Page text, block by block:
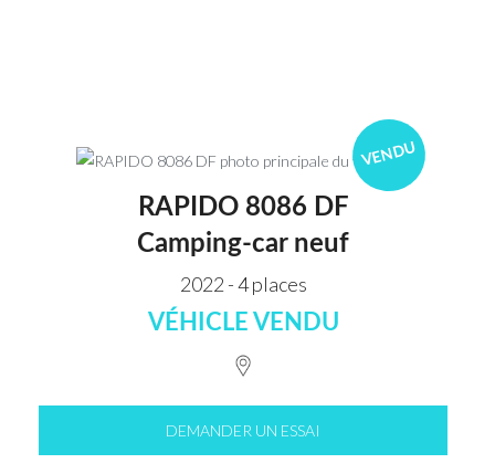
VENDU
RAPIDO 8086 DF
Camping-car neuf
2022 - 4 places
VÉHICLE VENDU
DEMANDER UN ESSAI